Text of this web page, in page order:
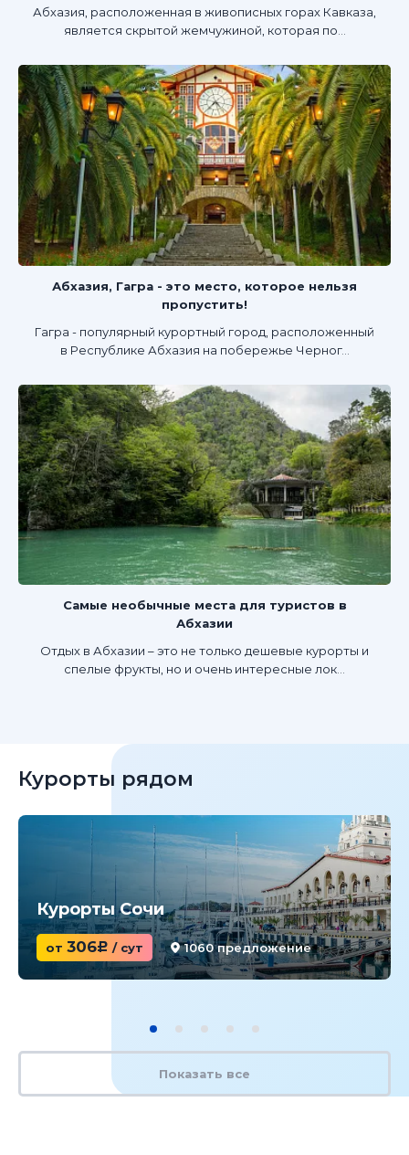
Абхазия, расположенная в живописных горах Кавказа,
является скрытой жемчужиной, которая по...
Абхазия, Гагра - это место, которое нельзя
пропустить!
Гагра - популярный курортный город, расположенный
в Республике Абхазия на побережье Черног...
Самые необычные места для туристов в
Абхазии
Отдых в Абхазии – это не только дешевые курорты и
спелые фрукты, но и очень интересные лок...
Курорты рядом
Курорты Сочи
от 306c / сут 1060 предложение
Показать все